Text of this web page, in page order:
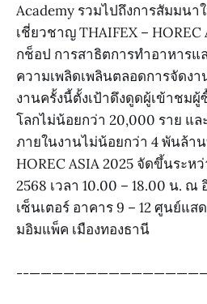
Academy รวมไปถึงการสัมมนา
เชี่ยวชาญ THAIFEX – HOREC
กช็อป การสาธิตการทำอาหารแ
ความเพลิดเพลินตลอดการจัดงา
งานครั้งนี้ตั้งเป้าดึงดูดผู้เข้าชม
โลกไม่น้อยกว่า 20,000 ราย แ
ภายในงานไม่น้อยกว่า 4 พันล้า
HOREC ASIA 2025 จัดขึ้นระห
2568 เวลา 10.00 – 18.00 น.
เซ็นเตอร์ อาคาร 9 – 12 ศูนย์แ
มอิมแพ็ค เมืองทองธานี
--